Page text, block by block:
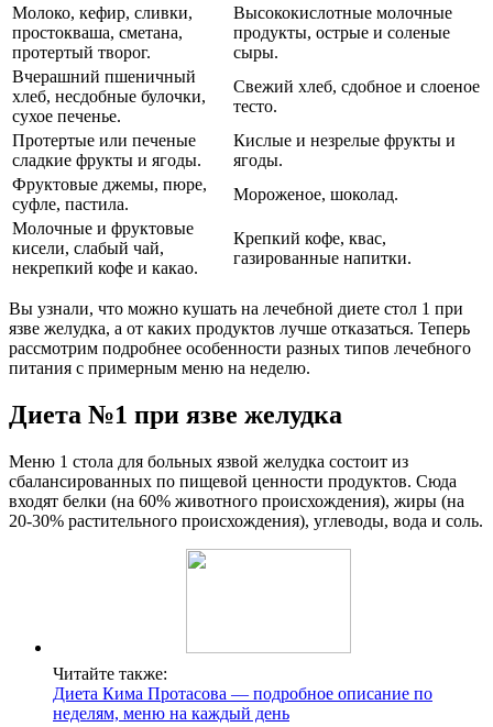
Молоко, кефир, сливки,
простокваша, сметана,
протертый творог.
Высококислотные молочные
продукты, острые и соленые
сыры.
Вчерашний пшеничный
хлеб, несдобные булочки,
сухое печенье.
Свежий хлеб, сдобное и слоеное
тесто.
Протертые или печеные
сладкие фрукты и ягоды.
Кислые и незрелые фрукты и
ягоды.
Фруктовые джемы, пюре,
суфле, пастила.
Мороженое, шоколад.
Молочные и фруктовые
кисели, слабый чай,
некрепкий кофе и какао.
Крепкий кофе, квас,
газированные напитки.
Вы узнали, что можно кушать на лечебной диете стол 1 при
язве желудка, а от каких продуктов лучше отказаться. Теперь
рассмотрим подробнее особенности разных типов лечебного
питания с примерным меню на неделю.
Диета №1 при язве желудка
Меню 1 стола для больных язвой желудка состоит из
сбалансированных по пищевой ценности продуктов. Сюда
входят белки (на 60% животного происхождения), жиры (на
20-30% растительного происхождения), углеводы, вода и соль.
Читайте также:
Диета Кима Протасова — подробное описание по
неделям, меню на каждый день